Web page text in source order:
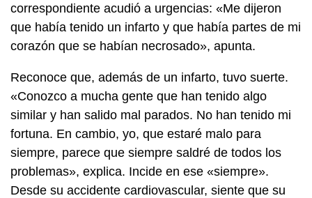
correspondiente acudió a urgencias: «Me dijeron
que había tenido un infarto y que había partes de mi
corazón que se habían necrosado», apunta.
Reconoce que, además de un infarto, tuvo suerte.
«Conozco a mucha gente que han tenido algo
similar y han salido mal parados. No han tenido mi
fortuna. En cambio, yo, que estaré malo para
siempre, parece que siempre saldré de todos los
problemas», explica. Incide en ese «siempre».
Desde su accidente cardiovascular, siente que su